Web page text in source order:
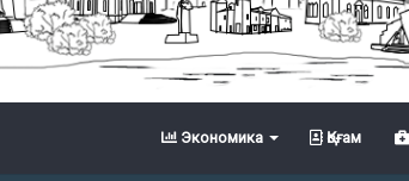
Экономика Қоғам